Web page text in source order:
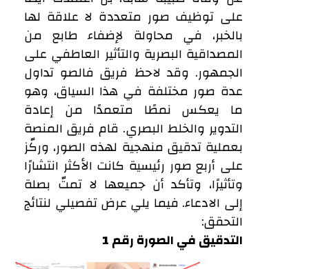
على توظيف صور متعددة لا علاقة لها
بالخبر، في محاولة لإضفاء طابع من
المصداقية البصرية والتأثير العاطفي على
الجمهور. وقد لاحظ فريق فالصو تداول
عدة صور مختلفة في هذا السياق، وهو
ما يعكس نمطًا متعمدًا من إعادة
التدوير والخلط البصري. قام فريق المنصة
بعملية تدقيق منهجية لهذه الصور، وركّز
على أربع صور رئيسية كانت الأكثر انتشارًا
وتأثيرًا، وتأكد أن جميعها لا تمتّ بصلة
إلى الادعاء. فيما يلي عرض تفصيلي لنتائج
التحقق:
التدقيق في الصورة رقم 1